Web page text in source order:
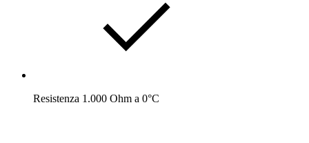
Resistenza 1.000 Ohm a 0°C